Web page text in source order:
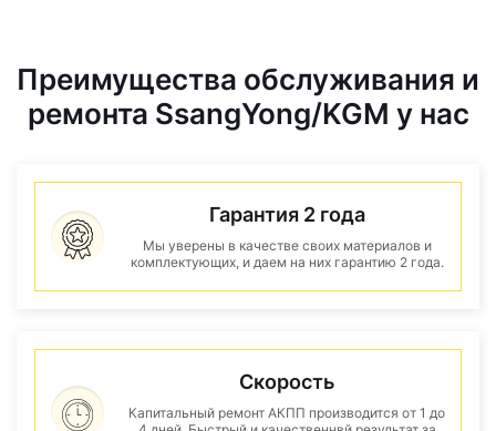
Преимущества обслуживания и
ремонта SsangYong/KGM у нас
Гарантия 2 года
Мы уверены в качестве своих материалов и
комплектующих, и даем на них гарантию 2 года.
Скорость
Капитальный ремонт АКПП производится от 1 до